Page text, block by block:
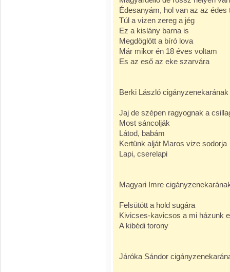
Édesanyám, hol van az az édes
Túl a vizen zereg a jég
Ez a kislány barna is
Megdöglött a bíró lova
Már mikor én 18 éves voltam
Es az eső az eke szarvára
Berki László
Jaj de szépen ragyognak a
Most sáncolják
Látod, babám
Kertünk alját Maros vize sodorja
Lapi, cserelapi
Magyari Imre
Felsütött a hold sugára
Kivicses-kavicsos a mi házunk
A kibédi torony
Járóka Sándor